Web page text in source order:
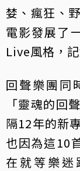
婪、瘋狂、
電影發展了
Live風格，
回聲樂團同
「靈魂的回
隔12年的新
也因為這10
在就等樂